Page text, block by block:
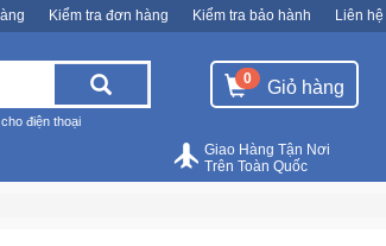
Kiểm tra đơn hàng Kiểm tra bảo hành Liên hệ
điện thoại
0 Giỏ hàng
Giao Hàng Tận Nơi
Trên Toàn Quốc